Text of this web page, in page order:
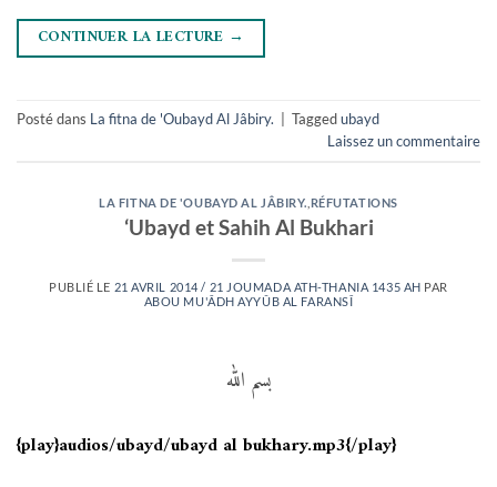
CONTINUER LA LECTURE →
Posté dans La fitna de 'Oubayd Al Jâbiry. Taggedubayd
Laissez un commentaire
LA FITNA DE 'OUBAYD AL JÂBIRY. RÉFUTATIONS
‘Ubayd et Sahih Al Bukhari
PUBLIÉ LE 21 AVRIL 2014 / 21 JOUMADA ATH-THANIA 1435 AH PAR
ABOU MU'ÂDH AYYÛB AL FARANSÎ
بسم الله
{play}audios/ubayd/ubayd al bukhary.mp3{/play}